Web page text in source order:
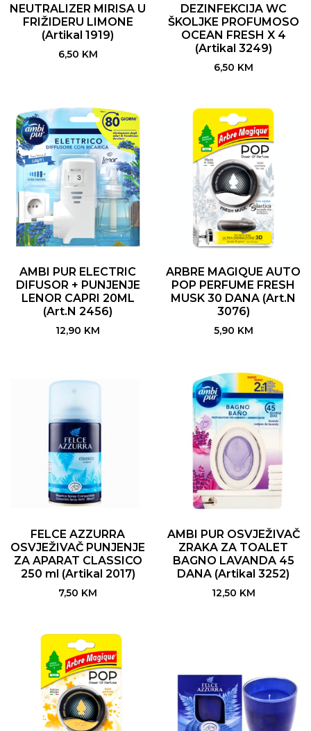
NEUTRALIZER MIRISA U
FRIŽIDERU LIMONE
(Artikal 1919)
6,50 KM
DEZINFEKCIJA WC
ŠKOLJKE PROFUMOSO
OCEAN FRESH X 4
(Artikal 3249)
6,50 KM
AMBI PUR ELECTRIC
DIFUSOR + PUNJENJE
LENOR CAPRI 20ML
(Art.N 2456)
12,90 KM
ARBRE MAGIQUE AUTO
POP PERFUME FRESH
MUSK 30 DANA (Art.N
3076)
5,90 KM
FELCE AZZURRA
OSVJEŽIVAČ PUNJENJE
ZA APARAT CLASSICO
250 ml (Artikal 2017)
7,50 KM
AMBI PUR OSVJEŽIVAČ
ZRAKA ZA TOALET
BAGNO LAVANDA 45
DANA (Artikal 3252)
12,50 KM